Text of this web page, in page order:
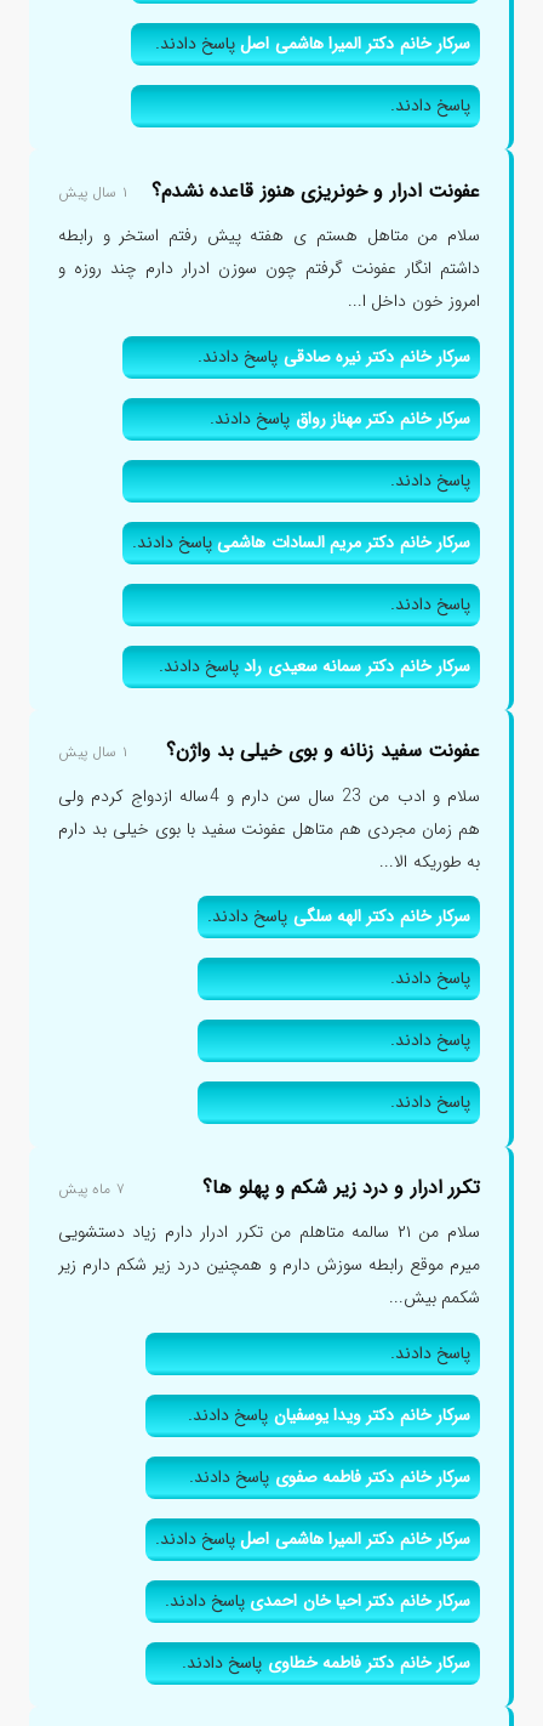
سرکار خانم دکتر المیرا هاشمی اصلپاسخ دادند.
پاسخ دادند.
عفونت ادرار و خونریزی هنوز قاعده نشدم؟ ۱ سال پیش
سلام من متاهل هستم ی هفته پیش رفتم استخر و رابطه
داشتم انگار عفونت گرفتم چون سوزن ادرار دارم چند روزه و
امروز خون داخل ا...
سرکار خانم دکتر نیره صادقیپاسخ دادند.
سرکار خانم دکتر مهناز رواقپاسخ دادند.
پاسخ دادند.
سرکار خانم دکتر مریم السادات هاشمیپاسخ دادند.
پاسخ دادند.
سرکار خانم دکتر سمانه سعیدی رادپاسخ دادند.
عفونت سفید زنانه و بوی خیلی بد واژن؟ ۱ سال پیش
سلام و ادب من 23 سال سن دارم و 4ساله ازدواج کردم ولی
هم زمان مجردی هم متاهل عفونت سفید با بوی خیلی بد دارم
به طوریکه الا...
سرکار خانم دکتر الهه سلگیپاسخ دادند.
پاسخ دادند.
پاسخ دادند.
پاسخ دادند.
تکرر ادرار و درد زیر شکم و پهلو ها؟ ۷ ماه پیش
سلام من ۲۱ سالمه متاهلم من تکرر ادرار دارم زیاد دستشویی
میرم موقع رابطه سوزش دارم و همچنین درد زیر شکم دارم زیر
شکمم بیش...
پاسخ دادند.
سرکار خانم دکتر ویدا یوسفیانپاسخ دادند.
سرکار خانم دکتر فاطمه صفویپاسخ دادند.
سرکار خانم دکتر المیرا هاشمی اصلپاسخ دادند.
سرکار خانم دکتر احیا خان احمدیپاسخ دادند.
سرکار خانم دکتر فاطمه خطاویپاسخ دادند.